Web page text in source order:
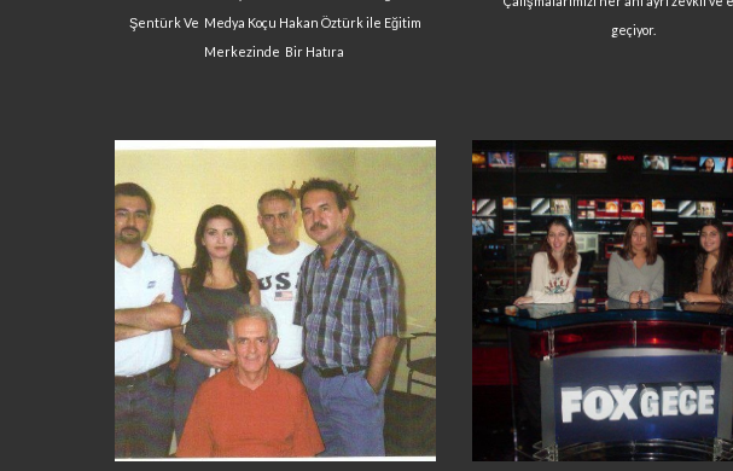
Şentürk Ve Medya Koçu Hakan Öztürk ile Eğitim
Merkezinde Bir Hatıra
geçiyor.